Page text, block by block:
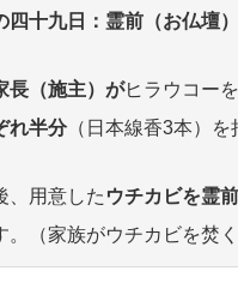
四十九日：霊前（お仏壇
長（施主）がヒラウコー
れ半分（日本線香3本）を
、用意した ウチカビを霊
。（家族がウチカビを焚く